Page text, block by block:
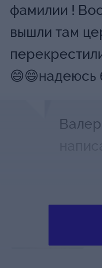
фамилии !
вышли там
😄😄надеюсь